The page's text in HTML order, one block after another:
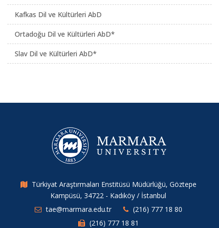
Kafkas Dil ve Kültürleri AbD
Ortadoğu Dil ve Kültürleri AbD*
Slav Dil ve Kültürleri AbD*
Türkiyat Araştırmaları Enstitüsü Müdürlüğü, Göztepe
Kampüsü, 34722 - Kadıköy / İstanbul
tae@marmara.edu.tr
(216) 777 18 80
(216) 777 18 81